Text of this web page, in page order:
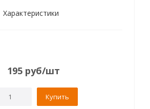
Характеристики
195 руб/шт
Купить